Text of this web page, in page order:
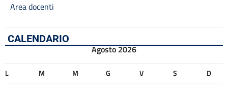
Area docenti
CALENDARIO
Agosto 2026
L M M G V S D